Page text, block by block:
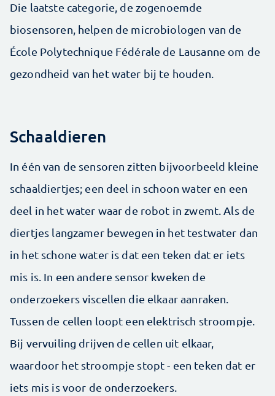
Die laatste categorie, de zogenoemde
biosensoren, helpen de microbiologen van de
École Polytechnique Fédérale de Lausanne om de
gezondheid van het water bij te houden.
Schaaldieren
In één van de sensoren zitten bijvoorbeeld kleine
schaaldiertjes; een deel in schoon water en een
deel in het water waar de robot in zwemt. Als de
diertjes langzamer bewegen in het testwater dan
in het schone water is dat een teken dat er iets
mis is. In een andere sensor kweken de
onderzoekers viscellen die elkaar aanraken.
Tussen de cellen loopt een elektrisch stroompje.
Bij vervuiling drijven de cellen uit elkaar,
waardoor het stroompje stopt - een teken dat er
iets mis is voor de onderzoekers.